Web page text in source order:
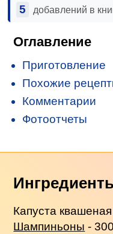
5 добавлений в
Оглавление
Приготовление
Похожие
Комментарии
Фотоотчеты
Капуста
Шампиньоны -